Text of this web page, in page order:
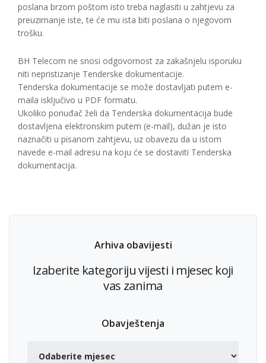
poslana brzom poštom isto treba naglasiti u zahtjevu za
preuzimanje iste, te će mu ista biti poslana o njegovom
trošku.
BH Telecom ne snosi odgovornost za zakašnjelu isporuku
niti nepristizanje Tenderske dokumentacije.
Tenderska dokumentacije se može dostavljati putem e-
maila isključivo u PDF formatu.
Ukoliko ponuđač želi da Tenderska dokumentacija bude
dostavljena elektronskim putem (e-mail), dužan je isto
naznačiti u pisanom zahtjevu, uz obavezu da u istom
navede e-mail adresu na koju će se dostaviti Tenderska
dokumentacija.
Arhiva obavijesti
Izaberite kategoriju vijesti i mjesec koji
vas zanima
Obavještenja